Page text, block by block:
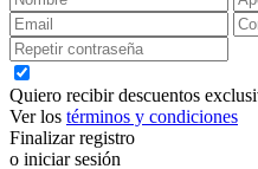
Quiero recibir descuentos
Ver los términos y condiciones
Finalizar registro
o iniciar sesión